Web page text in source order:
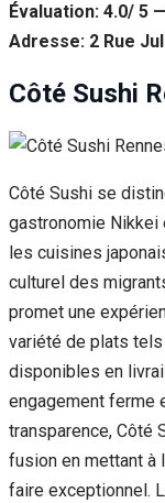
Évaluation: 4.0/ 5
Adresse: 2 Rue
Côté Sushi
Côté Sushi se
gastronomie Nikkei
les cuisines
culturel des
promet une
variété de plats
disponibles en
engagement ferme
transparence, Côté
fusion en mettant à
faire exceptionnel.